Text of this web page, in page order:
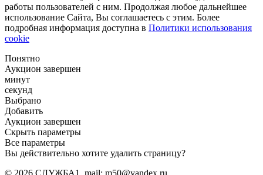
работы пользователей с ним. Продолжая любое дальнейшее
использование Сайта, Вы соглашаетесь с этим. Более
подробная информация доступна в Политики использования
cookie
Понятно
Аукцион завершен
минут
секунд
Выбрано
Добавить
Аукцион завершен
Скрыть параметры
Все параметры
Вы действительно хотите удалить страницу?